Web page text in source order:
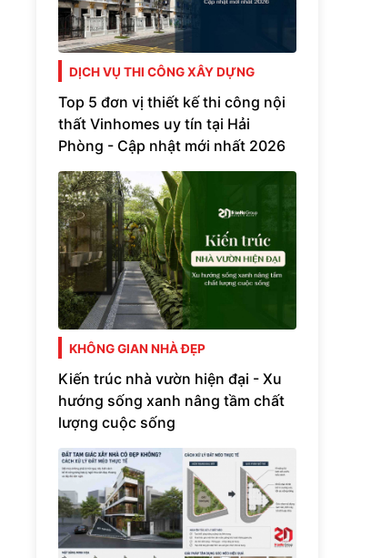
DỊCH VỤ THI CÔNG XÂY DỰNG
Top 5 đơn vị thiết kế thi công nội
thất Vinhomes uy tín tại Hải
Phòng - Cập nhật mới nhất 2026
KHÔNG GIAN NHÀ ĐẸP
Kiến trúc nhà vườn hiện đại - Xu
hướng sống xanh nâng tầm chất
lượng cuộc sống